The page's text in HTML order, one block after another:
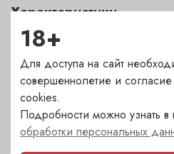
Характеристики
Цвет
белый
Сахар
сладкое
18+
Для доступа на сайт
совершеннолетие и
cookies.
Подробности можно узнать
обработки персональных